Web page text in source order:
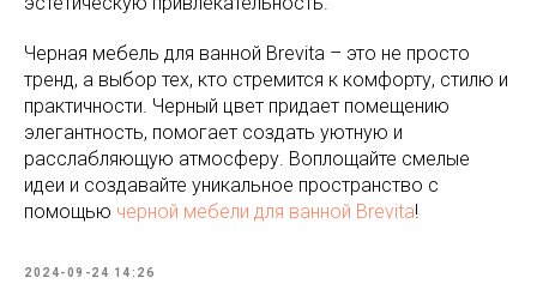
Черная мебель для ванной Brevita – это не просто
тренд, а выбор тех, кто стремится к комфорту, стилю и
практичности. Черный цвет придает помещению
элегантность, помогает создать уютную и
расслабляющую атмосферу. Воплощайте смелые
идеи и создавайте уникальное пространство с
помощью черной мебели для ванной Brevita!
2024-09-24 14:26